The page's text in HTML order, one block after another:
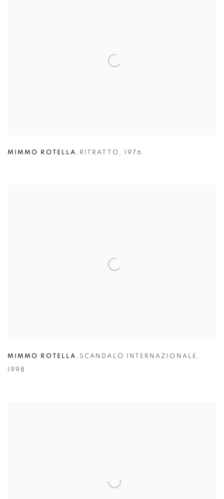
MIMMO ROTELLA , RITRATTO , 1976
MIMMO ROTELLA , SCANDALO INTERNAZIONALE ,
1998